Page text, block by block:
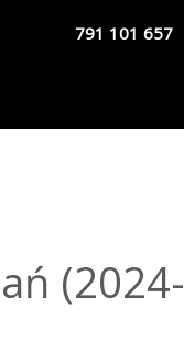
791 101 657
(2024-